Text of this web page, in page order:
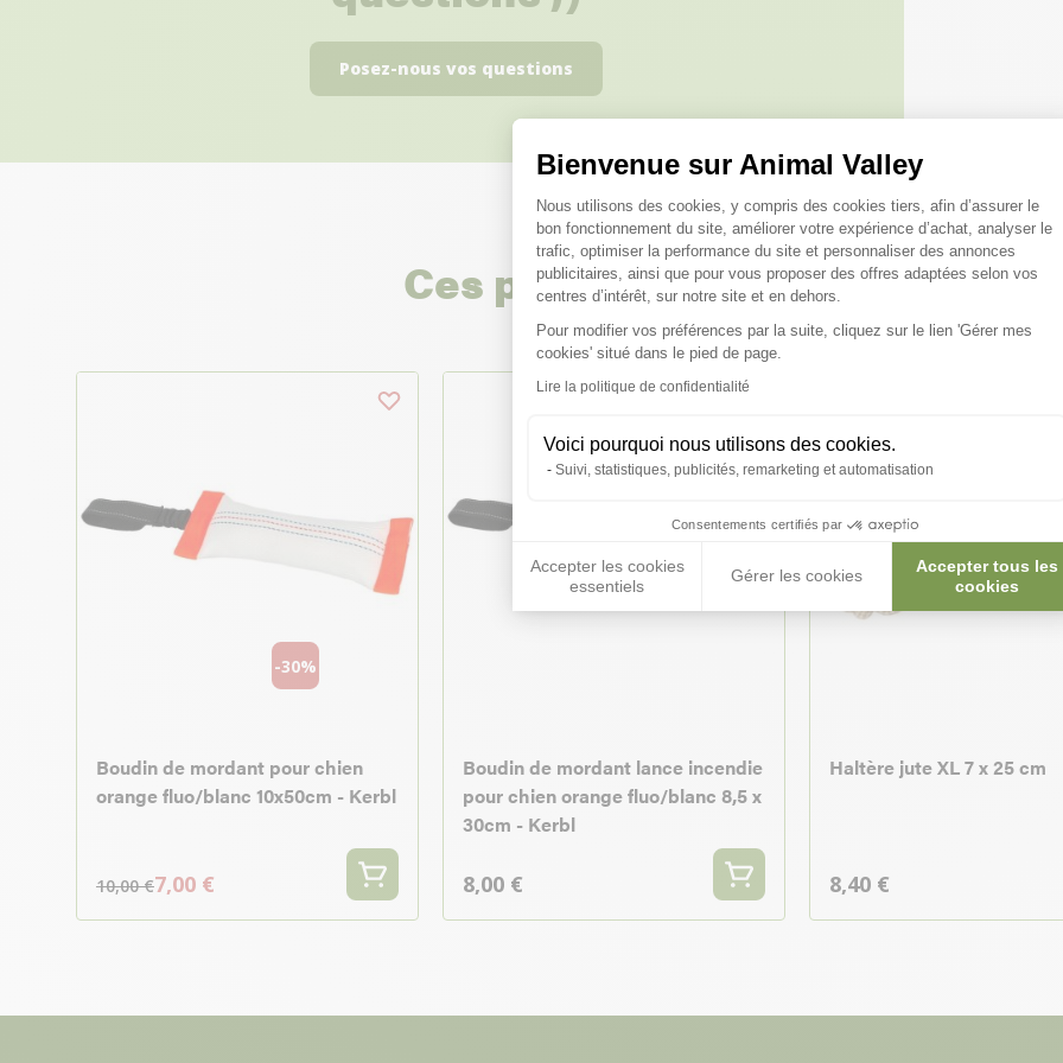
Bienvenue sur Animal Valley
Plateforme de Gestion du
Nous utilisons des cookies, y compris des cookies tiers, afin d’assurer le
bon fonctionnement du site, améliorer votre expérience d’achat, analyser le
trafic, optimiser la performance du site et personnaliser des annonces
publicitaires, ainsi que pour vous proposer des offres adaptées selon vos
centres d’intérêt, sur notre site et en dehors.
Pour modifier vos préférences par la suite, cliquez sur le lien 'Gérer mes
cookies' situé dans le pied de page.
Lire la politique de confidentialité
Voici pourquoi nous utilisons des cookies.
Suivi, statistiques, publicités, remarketing et automatisation
Consentements certifiés par
Accepter les cookies
essentiels
Gérer les cookies
Accepter tous les
cookies
Axeptio consent
Posez-nous vos questions
Ces produits peuvent vous
-30%
Boudin de mordant pour chien
orange fluo/blanc 10x50cm - Kerbl
10,00 €7,00 €
Boudin de mordant lance incendie
pour chien orange fluo/blanc 8,5 x
30cm - Kerbl
8,00 €
Haltère jute XL 7 x 25 cm
8,40 €